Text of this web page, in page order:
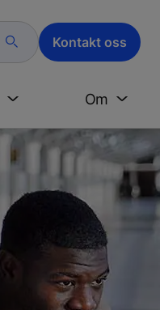
Kontakt oss
Om